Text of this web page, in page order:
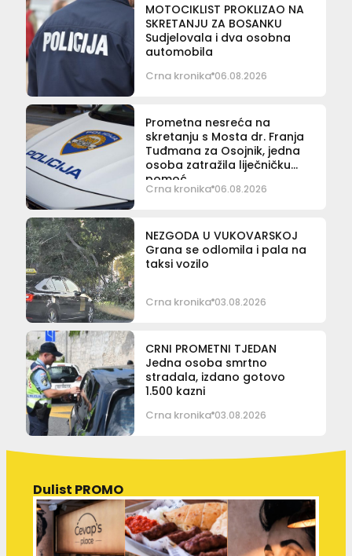
MOTOCIKLIST PROKLIZAO NA
SKRETANJU ZA BOSANKU
Sudjelovala i dva osobna
automobila
Crna kronika 06.08.2026
Prometna nesreća na
skretanju s Mosta dr. Franja
Tuđmana za Osojnik, jedna
osoba zatražila liječničku
pomoć
Crna kronika 06.08.2026
NEZGODA U VUKOVARSKOJ
Grana se odlomila i pala na
taksi vozilo
Crna kronika 03.08.2026
CRNI PROMETNI TJEDAN
Jedna osoba smrtno
stradala, izdano gotovo
1.500 kazni
Crna kronika 03.08.2026
Dulist PROMO